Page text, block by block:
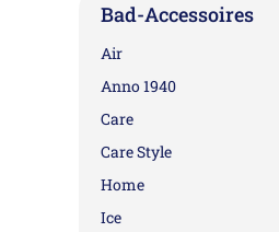
Bad-Accessoires
Air
Anno 1940
Care
Care Style
Home
Ice